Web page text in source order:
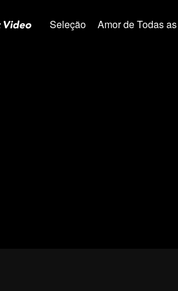
Seleção Amor de Todas